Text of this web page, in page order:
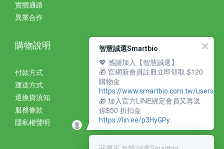
實體通路
異業合作
購物說明
付款方式
運送方式
退換貨須知
服務條款
隱私權聲明
智慧誠選Smartbio
💖 感謝加入【智慧誠選】
🎁 官網新會員註冊立即領取 $120
購物金
https://www.smartbio.com.tw/users/
🎁 加入官方LINE綁定會員又再送
你$50 折扣金
https://lin.ee/p3HyGPy